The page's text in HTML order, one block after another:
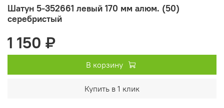
Шатун 5-352661 левый 170 мм алюм. (50)
серебристый
1 150 ₽
В корзину
Купить в 1 клик